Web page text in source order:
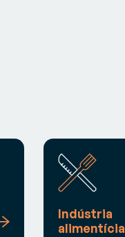
Indústria
alimentícia